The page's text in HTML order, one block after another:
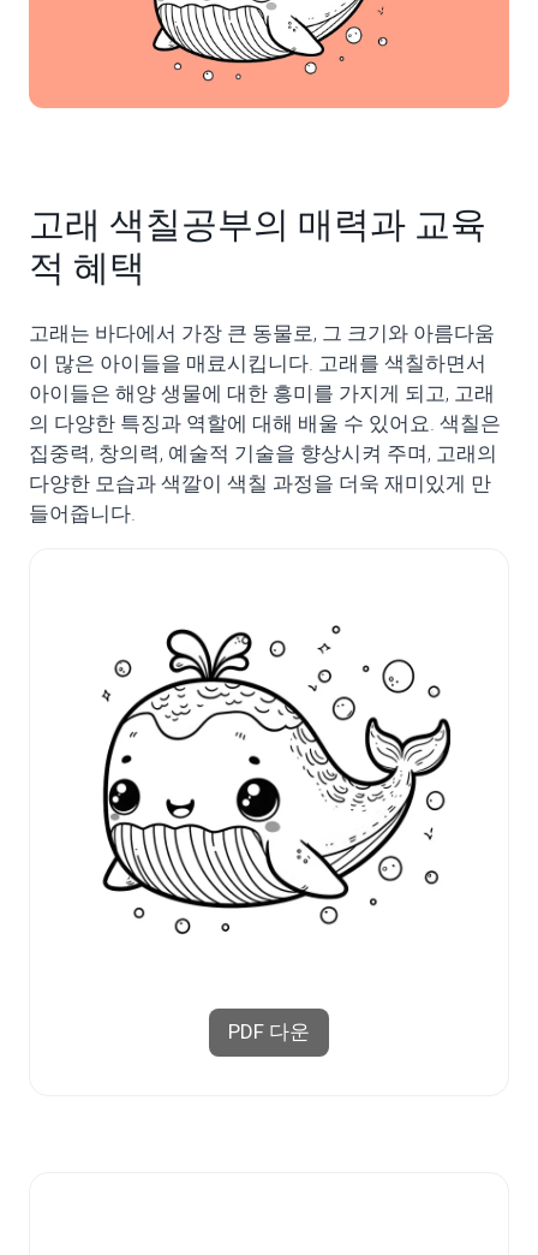
고래 색칠공부의 매력과 교육
적 혜택
고래는 바다에서 가장 큰 동물로, 그 크기와 아름다움
이 많은 아이들을 매료시킵니다. 고래를 색칠하면서
아이들은 해양 생물에 대한 흥미를 가지게 되고, 고래
의 다양한 특징과 역할에 대해 배울 수 있어요. 색칠은
집중력, 창의력, 예술적 기술을 향상시켜 주며, 고래의
다양한 모습과 색깔이 색칠 과정을 더욱 재미있게 만
들어줍니다.
PDF 다운